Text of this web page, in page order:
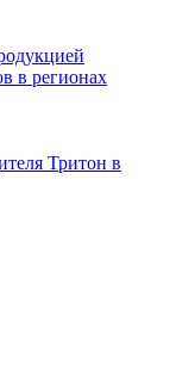
в регионах
Тритон в